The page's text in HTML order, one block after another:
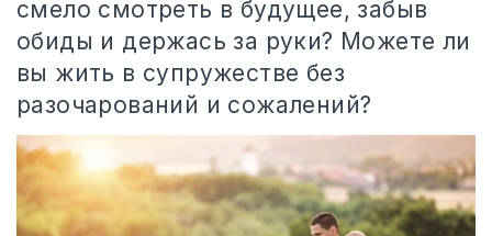
смело смотреть в будущее, забыв
обиды и держась за руки? Можете ли
вы жить в супружестве без
разочарований и сожалений?